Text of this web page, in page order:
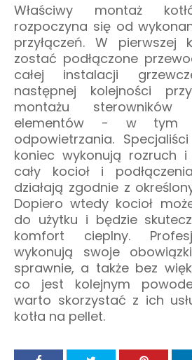
Właściwy montaż
rozpoczyna się od
przyłączeń. W pierwszej
zostać podłączone
całej instalacji
następnej kolejności
montażu sterowników
elementów - w tym
odpowietrzania.
koniec wykonują rozruch
cały kocioł i
działają zgodnie z
Dopiero wtedy kocioł
do użytku i będzie
komfort cieplny.
wykonują swoje
sprawnie, a także bez
co jest kolejnym
warto skorzystać z ich
kotła na pellet.